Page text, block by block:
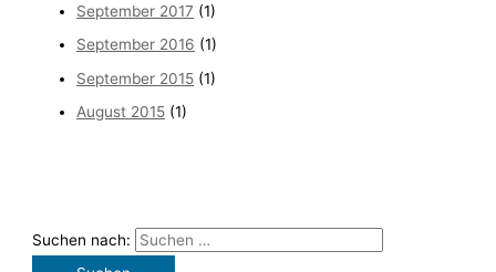
September 2017 (1)
September 2016 (1)
September 2015 (1)
August 2015 (1)
Suchen nach: